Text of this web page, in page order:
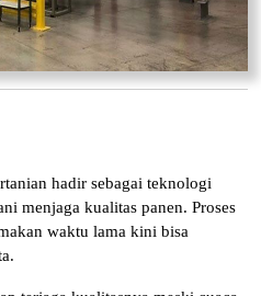
hadir sebagai teknologi
menjaga kualitas panen. Proses
waktu lama kini bisa